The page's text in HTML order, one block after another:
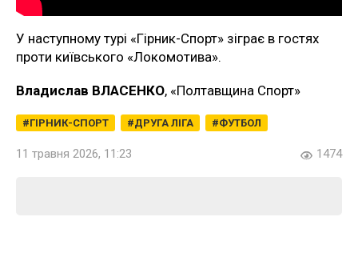
У наступному турі «Гірник-Спорт» зіграє в гостях
проти київського «Локомотива».
Владислав ВЛАСЕНКО, «Полтавщина Спорт»
ГІРНИК-СПОРТ ДРУГА ЛІГА ФУТБОЛ
11 травня 2026, 11:23 1474